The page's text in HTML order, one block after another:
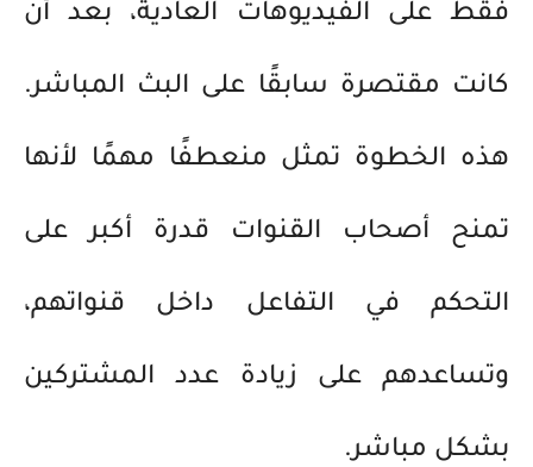
فقط على الفيديوهات العادية، بعد أن
كانت مقتصرة سابقًا على البث المباشر.
هذه الخطوة تمثل منعطفًا مهمًا لأنها
تمنح أصحاب القنوات قدرة أكبر على
التحكم في التفاعل داخل قنواتهم،
وتساعدهم على زيادة عدد المشتركين
بشكل مباشر.